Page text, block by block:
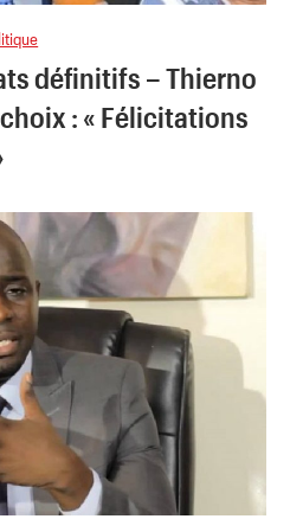
définitifs – Thierno
: « Félicitations